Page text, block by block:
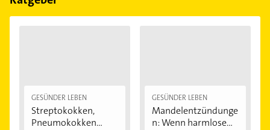
GESÜNDER LEBEN
Streptokokken,
Pneumokokken
GESÜNDER LEBEN
Mandelentzündunge
n: Wenn harmlose...